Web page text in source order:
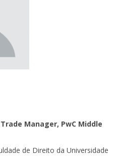
Manager, PwC Middle
de Direito da Universidade